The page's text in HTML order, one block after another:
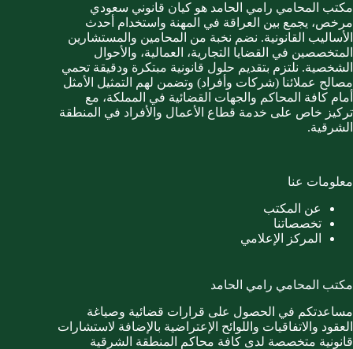
مكتب المحامي رامي الحامد هو كيان قانوني سعودي
مرخص، يجمع بين العراقة في المهنة واستخدام أحدث
الأساليب القانونية. نضم نخبة من المحامين والمستشارين
المتخصصين في القضايا التجارية، العمالية، والأحوال
الشخصية. نلتزم بتقديم حلول قانونية مبتكرة ودقيقة تحمي
مصالح عملائنا (شركات وأفراد) وتضمن لهم التمثيل الأمثل
أمام كافة المحاكم والجهات القضائية في المملكة، مع
تركيز خاص على خدمة قطاع الأعمال والأفراد في المنطقة
الشرقية.
معلومات عنا
عن المكتب
تخصصاتنا
المركز الإعلامي
مكتب المحامي رامي الحامد
مساعدتكم في الحصول على قرارات قضائية وصياغة
العقود والاتفاقيات واللوائح الإعتراضية بالإضافة لاستشارات
قانونية متخصصة لدى كافة محاكم المنطقة الشرقية